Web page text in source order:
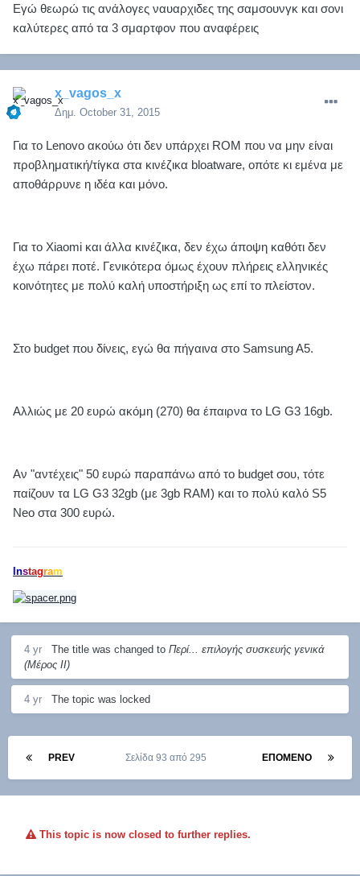
Εγώ θεωρώ τις ανάλογες ναυαρχιδες της σαμσουνγκ και σονι
καλύτερες από τα 3 σμαρτφον που αναφέρεις
x_vagos_x
Δημ. October 31, 2015
Για το Lenovo ακούω ότι δεν υπάρχει ROΜ που να μην είναι
προβληματική/τίγκα στα κινέζικα bloatware, οπότε κι εμένα με
αποθάρρυνε η ιδέα και μόνο.
Για το Xiaomi και άλλα κινέζικα, δεν έχω άποψη καθότι δεν
έχω πάρει ποτέ. Γενικότερα όμως έχουν πλήρεις ελληνικές
κοινότητες με πολύ καλή υποστήριξη ως επί το πλείστον.
Στο budget που δίνεις, εγώ θα πήγαινα στο Samsung A5.
Αλλιώς με 20 ευρώ ακόμη (270) θα έπαιρνα το LG G3 16gb.
Αν "αντέχεις" 50 ευρώ παραπάνω από το budget σου, τότε
παίζουν τα LG G3 32gb (με 3gb RAM) και το πολύ καλό S5
Neo στα 300 ευρώ.
Instagram
4 yr The title was changed to Περί... επιλογής συσκευής γενικά
(Μέρος ΙΙ)
4 yr The topic was locked
PREV ΕΠΌΜΕΝΟ
Σελίδα 93 από 295
This topic is now closed to further replies.